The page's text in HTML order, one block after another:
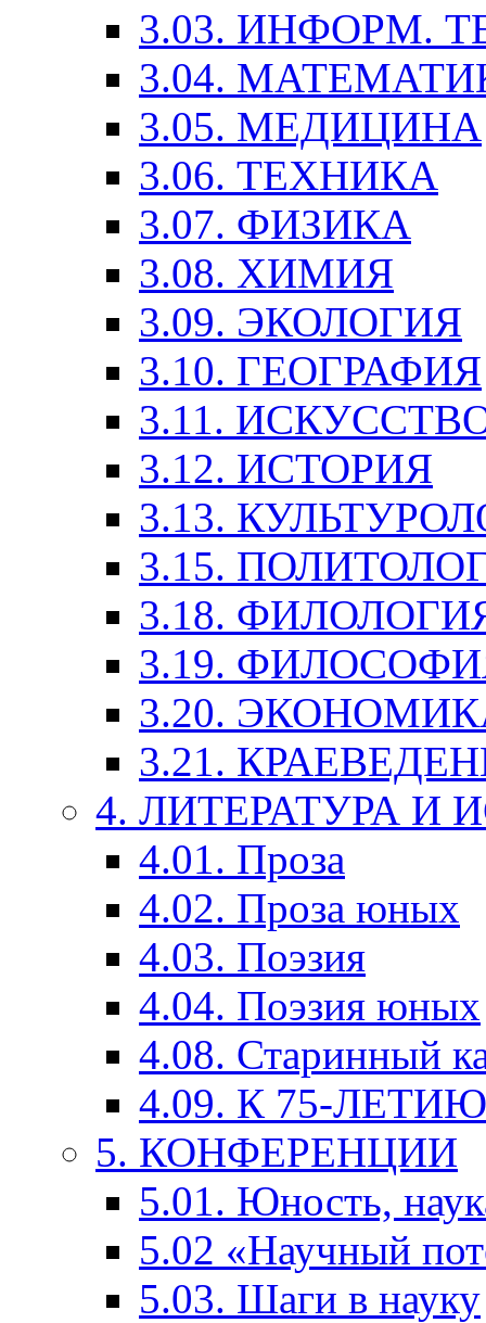
3.03. ИНФОРМ.
3.04.
3.05. МЕДИЦИНА
3.06. ТЕХНИКА
3.07. ФИЗИКА
3.08. ХИМИЯ
3.09. ЭКОЛОГИЯ
3.10. ГЕОГРАФИЯ
3.11.
3.12. ИСТОРИЯ
3.13.
3.15.
3.18.
3.19.
3.20.
3.21.
4. ЛИТЕРАТУРА И
4.01. Проза
4.02. Проза юных
4.03. Поэзия
4.04. Поэзия юных
4.08. Старинный
4.09. К 75-
5. КОНФЕРЕНЦИИ
5.01. Юность,
5.02 «Научный
5.03. Шаги в науку